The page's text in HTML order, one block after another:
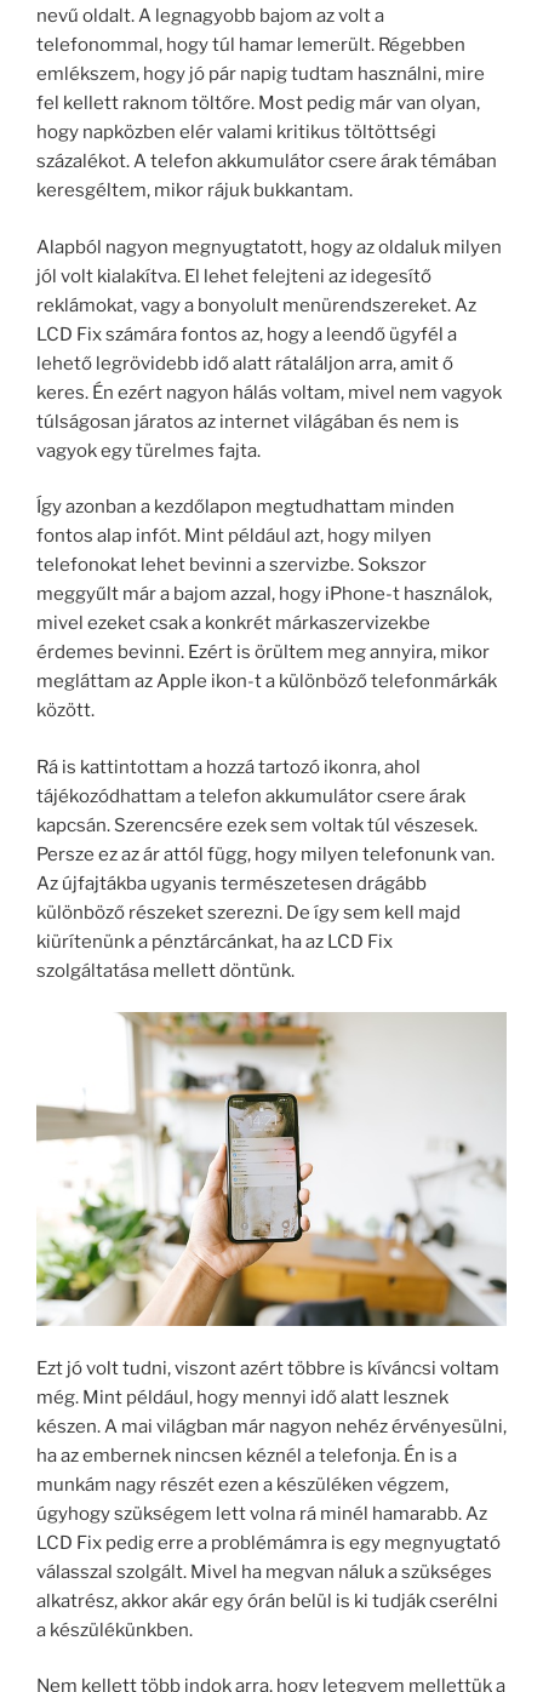
nevű oldalt. A legnagyobb bajom az volt a
telefonommal, hogy túl hamar lemerült. Régebben
emlékszem, hogy jó pár napig tudtam használni, mire
fel kellett raknom töltőre. Most pedig már van olyan,
hogy napközben elér valami kritikus töltöttségi
százalékot. A telefon akkumulátor csere árak témában
keresgéltem, mikor rájuk bukkantam.
Alapból nagyon megnyugtatott, hogy az oldaluk milyen
jól volt kialakítva. El lehet felejteni az idegesítő
reklámokat, vagy a bonyolult menürendszereket. Az
LCD Fix számára fontos az, hogy a leendő ügyfél a
lehető legrövidebb idő alatt rátaláljon arra, amit ő
keres. Én ezért nagyon hálás voltam, mivel nem vagyok
túlságosan járatos az internet világában és nem is
vagyok egy türelmes fajta.
Így azonban a kezdőlapon megtudhattam minden
fontos alap infót. Mint például azt, hogy milyen
telefonokat lehet bevinni a szervizbe. Sokszor
meggyűlt már a bajom azzal, hogy iPhone-t használok,
mivel ezeket csak a konkrét márkaszervizekbe
érdemes bevinni. Ezért is örültem meg annyira, mikor
megláttam az Apple ikon-t a különböző telefonmárkák
között.
Rá is kattintottam a hozzá tartozó ikonra, ahol
tájékozódhattam a telefon akkumulátor csere árak
kapcsán. Szerencsére ezek sem voltak túl vészesek.
Persze ez az ár attól függ, hogy milyen telefonunk van.
Az újfajtákba ugyanis természetesen drágább
különböző részeket szerezni. De így sem kell majd
kiürítenünk a pénztárcánkat, ha az LCD Fix
szolgáltatása mellett döntünk.
Ezt jó volt tudni, viszont azért többre is kíváncsi voltam
még. Mint például, hogy mennyi idő alatt lesznek
készen. A mai világban már nagyon nehéz érvényesülni,
ha az embernek nincsen kéznél a telefonja. Én is a
munkám nagy részét ezen a készüléken végzem,
úgyhogy szükségem lett volna rá minél hamarabb. Az
LCD Fix pedig erre a problémámra is egy megnyugtató
válasszal szolgált. Mivel ha megvan náluk a szükséges
alkatrész, akkor akár egy órán belül is ki tudják cserélni
a készülékünkben.
Nem kellett több indok arra, hogy letegyem mellettük a